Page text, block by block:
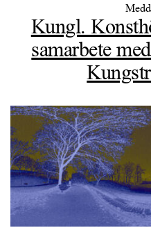
Kungl.
samarbete